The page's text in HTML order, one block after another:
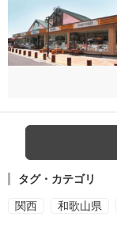
タグ・カテゴリ
関西 和歌山県